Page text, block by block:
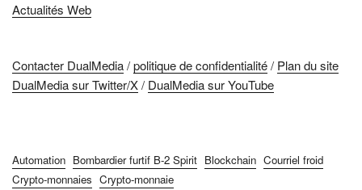
Actualités Web
Contacter DualMedia/politique de confidentialité/ Plan du site
DualMedia sur Twitter/X/ DualMedia sur YouTube
Automation Bombardier furtif B-2 Spirit Blockchain Courriel froid
Crypto-monnaies Crypto-monnaie